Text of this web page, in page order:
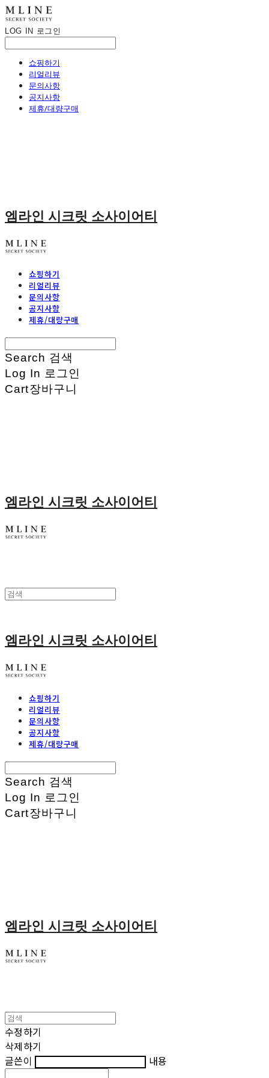
LOG IN 로그인
쇼핑하기
리얼리뷰
문의사항
공지사항
제휴/대량구매
엠라인 시크릿 소사이어티
쇼핑하기
리얼리뷰
문의사항
공지사항
제휴/대량구매
Search 검색
Log In 로그인
Cart장바구니
엠라인 시크릿 소사이어티
엠라인 시크릿 소사이어티
쇼핑하기
리얼리뷰
문의사항
공지사항
제휴/대량구매
Search 검색
Log In 로그인
Cart장바구니
엠라인 시크릿 소사이어티
수정하기
삭제하기
글쓴이
내용